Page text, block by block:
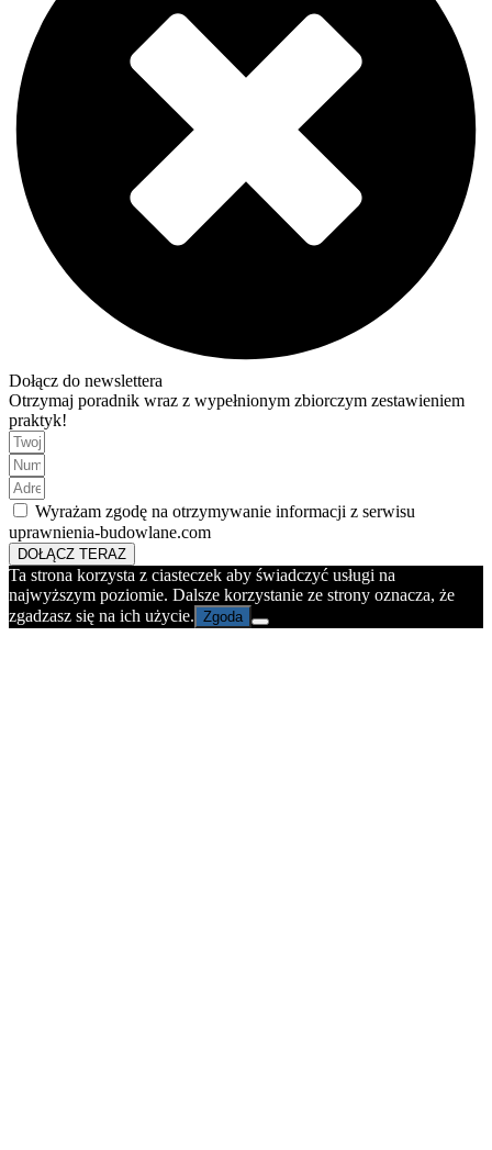
Dołącz do newslettera
Otrzymaj poradnik wraz z wypełnionym zbiorczym zestawieniem
praktyk!
Wyrażam zgodę na otrzymywanie informacji z serwisu
uprawnienia-budowlane.com
DOŁĄCZ TERAZ
Ta strona korzysta z ciasteczek aby świadczyć usługi na
najwyższym poziomie. Dalsze korzystanie ze strony oznacza, że
zgadzasz się na ich użycie. Zgoda